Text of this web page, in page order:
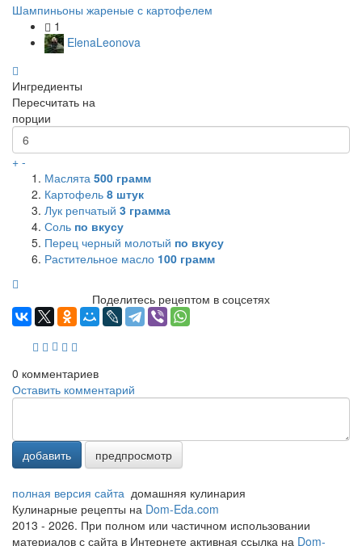
Шампиньоны жареные с картофелем
1
ElenaLeonova
Ингредиенты
Пересчитать на
порции
+ -
Маслята 500 грамм
Картофель 8 штук
Лук репчатый 3 грамма
Соль по вкусу
Перец черный молотый по вкусу
Растительное масло 100 грамм
Поделитесь рецептом в соцсетях
0 комментариев
Оставить комментарий
добавить предпросмотр
полная версия сайта домашняя кулинария
Кулинарные рецепты на Dom-Eda.com
2013 - 2026. При полном или частичном использовании
материалов с сайта в Интернете активная ссылка на Dom-